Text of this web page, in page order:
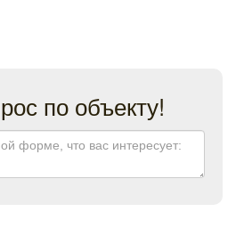
по объекту!